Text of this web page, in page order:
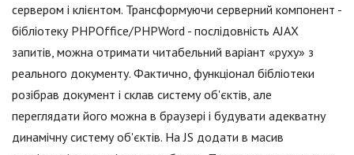
сервером і клієнтом. Трансформуючи серверний компонент -
бібліотеку PHPOffice/PHPWord - послідовність AJAX
запитів, можна отримати читабельний варіант «руху» з
реального документу. Фактично, функціонал бібліотеки
розібрав документ і склав систему об'єктів, але
переглядати його можна в браузері і будувати адекватну
динамічну систему об'єктів. На JS додати в масив